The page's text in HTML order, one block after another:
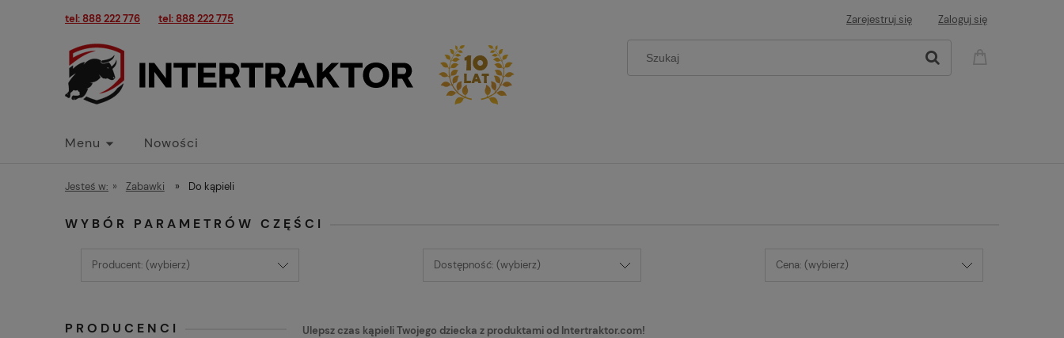
tel: 888 222 776 tel: 888 222 775 Zarejestruj się Zaloguj się
Menu Nowości
Jesteś w: » Zabawki » Do kąpieli
WYBÓR PARAMETRÓW CZĘŚCI
Producent: (wybierz) Dostępność: (wybierz) Cena: (wybierz)
PRODUCENCI
Ulepsz czas kąpieli Twojego dziecka z produktami od Intertraktor.com!